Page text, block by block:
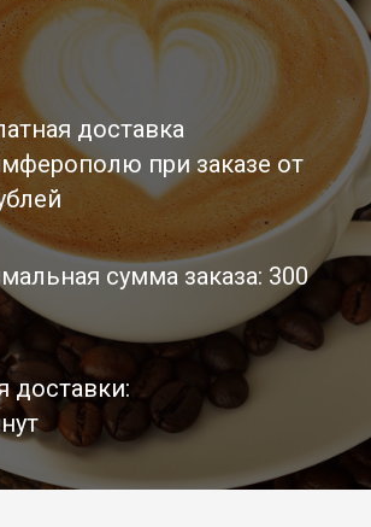
доставка
при заказе от
сумма заказа: 300
доставки: